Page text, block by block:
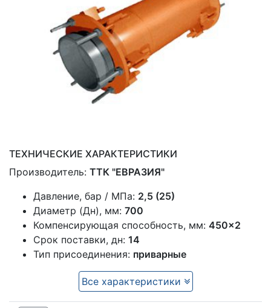
ТЕХНИЧЕСКИЕ ХАРАКТЕРИСТИКИ
Производитель: ТТК "ЕВРАЗИЯ"
Давление, бар / МПа: 2,5 (25)
Диаметр (Дн), мм: 700
Компенсирующая способность, мм: 450×2
Срок поставки, дн: 14
Тип присоединения: приварные
Все характеристики